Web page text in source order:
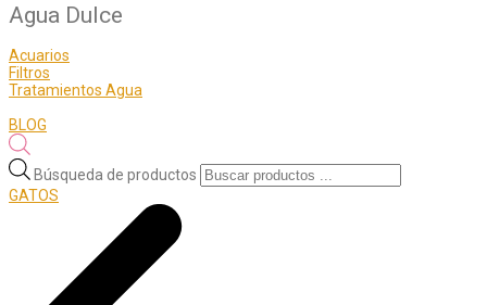
Agua Dulce
Acuarios
Filtros
Tratamientos Agua
BLOG
Búsqueda de productos
GATOS